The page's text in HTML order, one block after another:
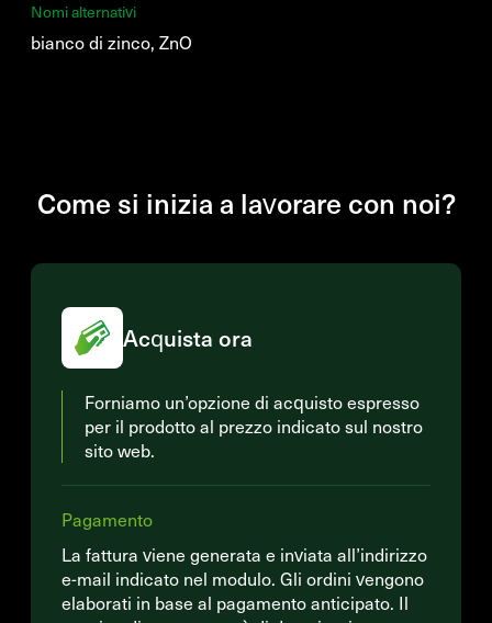
Nomi alternativi
bianco di zinco, ZnO
Come si inizia a lavorare con noi?
Acquista ora
Forniamo un’opzione di acquisto espresso
per il prodotto al prezzo indicato sul nostro
sito web.
Pagamento
La fattura viene generata e inviata all’indirizzo
e-mail indicato nel modulo. Gli ordini vengono
elaborati in base al pagamento anticipato. Il